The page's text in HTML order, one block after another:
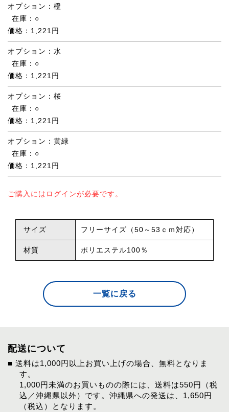
オプション： 橙
在庫： ○
価格： 1,221円
オプション： 水
在庫： ○
価格： 1,221円
オプション： 桜
在庫： ○
価格： 1,221円
オプション： 黄緑
在庫： ○
価格： 1,221円
ご購入にはログインが必要です。
サイズ フリーサイズ（50～53ｃｍ対応）
材質 ポリエステル100％
一覧に戻る
配送について
■ 送料は1,000円以上お買い上げの場合、無料となりま
す。
1,000円未満のお買いものの際には、送料は550円（税
込／沖縄県以外）です。沖縄県への発送は、1,650円
（税込）となります。